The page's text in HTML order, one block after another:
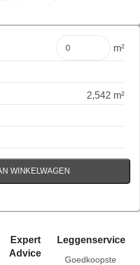
€44,46 per pak
m²
2,542 m²
WINKELWAGEN
Expert
Advice
Leggenservice
Goedkoopste